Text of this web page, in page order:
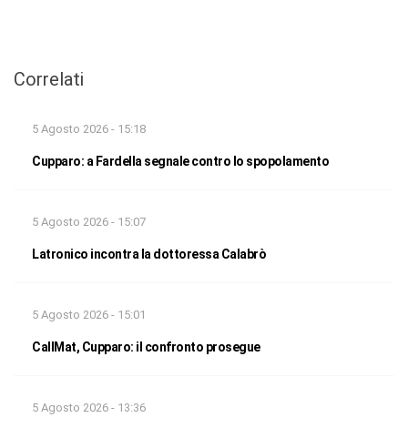
Correlati
5 Agosto 2026 - 15:18
Cupparo: a Fardella segnale contro lo spopolamento
5 Agosto 2026 - 15:07
Latronico incontra la dottoressa Calabrò
5 Agosto 2026 - 15:01
CallMat, Cupparo: il confronto prosegue
5 Agosto 2026 - 13:36